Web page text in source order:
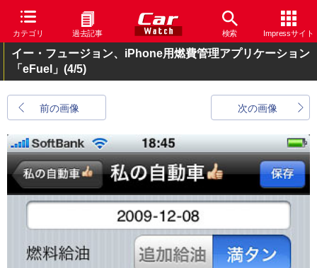
カテゴリ 過去記事 検索 Impressサイト
イー・フュージョン、iPhone用燃費管理アプリケーション
「eFuel」 (4/5)
前の画像 次の画像